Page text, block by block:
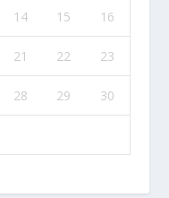
14 15 16
21 22 23
28 29 30